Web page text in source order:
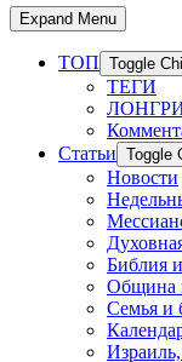
Expand Menu
ТОП Toggle
ТЕГИ
Статьи Toggle
Новости
Библия
Община
Семья и